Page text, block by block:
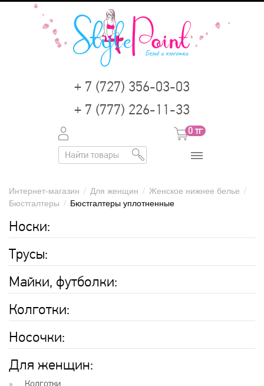
+ 7 (727) 356-03-03
+ 7 (777) 226-11-33
0 тг
Интернет-магазин / Для женщин / Женское нижнее белье /
Бюстгалтеры / Бюстгалтеры уплотненные
Носки:
Трусы:
Майки, футболки:
Колготки:
Носочки:
Для женщин:
Колготки